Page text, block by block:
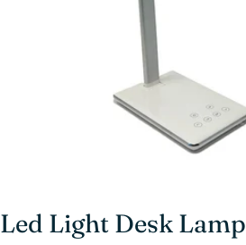
Led Light Desk Lamp